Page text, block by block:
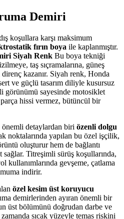
Demiri
koşullara karşı maksimum
fırın boya ile kaplanmıştır.
Siyah Renk Bu boya tekniği
taş sıçramalarına, güneş
direnç kazanır. Siyah renk, Honda
ve güçlü tasarım diliyle kusursuz
görünümü sayesinde motosiklet
hissi vermez, bütüncül bir
önemli detaylardan biri özenli dolgu
noktalarında yapılan bu özel işçilik,
oluşturur hem de bağlantı
Titreşimli sürüş koşullarında,
kullanımlarında gevşeme, çatlama
indirir.
özel kesim üst koruyucu
demirlerinden ayıran önemli bir
üst bölümünü doğrudan darbe ve
sıcak yüzeyle temas riskini